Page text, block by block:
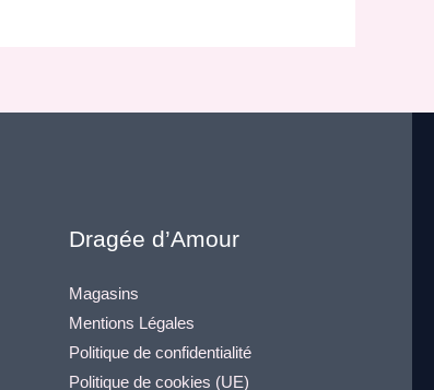
Dragée d’Amour
Magasins
Mentions Légales
Politique de confidentialité
Politique de cookies (UE)